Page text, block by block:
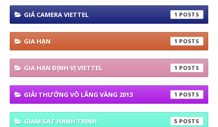
GIÁ CAMERA VIETTEL 1
GIA HẠN 1
GIA HẠN ĐỊNH VỊ VIETTEL 1
GIẢI THƯỞNG VÔ LĂNG VÀNG 2013 1
GIAM SAT HANH TRINH 5